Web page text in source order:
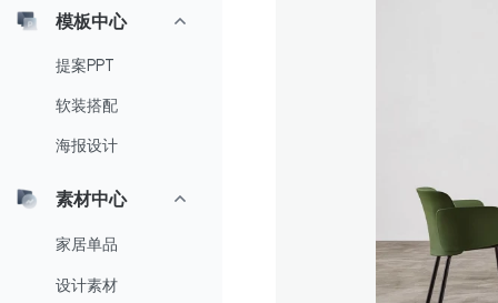
模板中心
提案PPT
软装搭配
海报设计
素材中心
家居单品
设计素材